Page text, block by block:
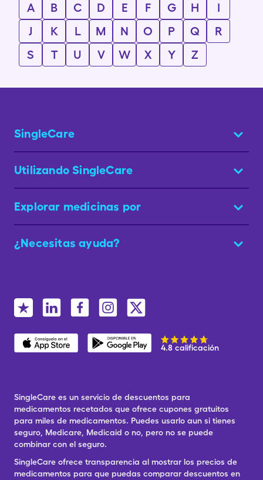
A B C D E F G H
I
J
K L M N O P Q
R
S
T U V W X Y Z
SingleCare
Utilizando SingleCare
Explorar medicinas por
¿Necesitas ayuda?
4.8 calificación
SingleCare es un servicio de descuentos para
medicamentos recetados que ofrece cupones gratuitos
para miles de medicamentos. Puedes usarlo aun si tienes
seguro, Medicare, Medicaid o no, pero no se puede
combinar con el seguro.
SingleCare ofrece transparencia al mostrar los precios de
medicamentos para que puedas comparar descuentos en